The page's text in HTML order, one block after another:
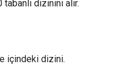
dizinini alır.
içindeki dizini.